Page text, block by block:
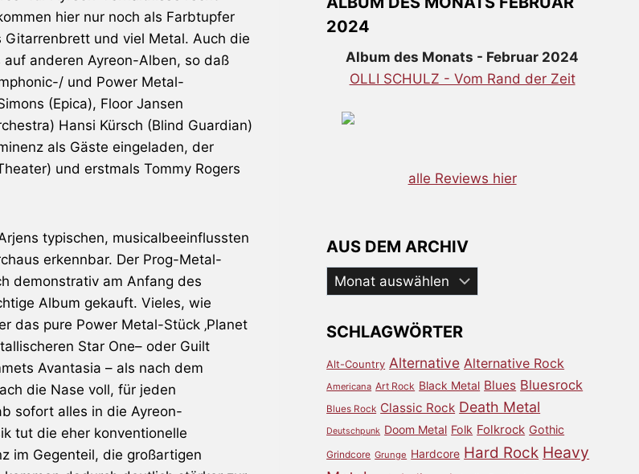
hier nur noch als Farbtupfer
und viel Metal. Auch die
auf anderen Ayreon-Alben, so daß
und Power Metal-
(Epica), Floor Jansen
) Hansi Kürsch (Blind Guardian)
als Gäste eingeladen, der
) und erstmals Tommy Rogers
typischen, musicalbeeinflussten
erkennbar. Der Prog-Metal-
demonstrativ am Anfang des
Album gekauft. Vieles, wie
das pure Power Metal-Stück ‚Planet
Star One– oder Guilt
Avantasia – als nach dem
die Nase voll, für jeden
sofort alles in die Ayreon-
tut die eher konventionelle
im Gegenteil, die großartigen
2024
Album des Monats - Februar 2024
OLLI SCHULZ - Vom Rand der Zeit
alle Reviews hier
AUS DEM ARCHIV
Aus
dem
SCHLAGWÖRTER
Alt-Country Alternative Alternative Rock
Americana Art Rock Black Metal Blues Bluesrock
Blues Rock Classic Rock Death Metal
Deutschpunk Doom Metal Folk Folkrock Gothic
Grindcore Grunge Hardcore Hard Rock Heavy